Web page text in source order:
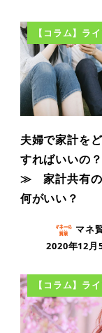
【コラム】ラ
夫婦で家計を
すればいいの
≫ 家計共有の
何がいい？
マネ
2020年12月
【コラム】ラ